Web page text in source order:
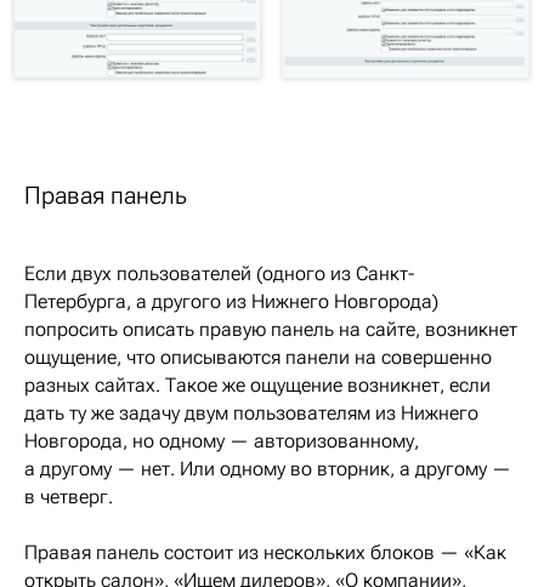
Правая панель
Если двух пользователей (одного из Санкт-
Петербурга, а другого из Нижнего Новгорода)
попросить описать правую панель на сайте, возникнет
ощущение, что описываются панели на совершенно
разных сайтах. Такое же ощущение возникнет, если
дать ту же задачу двум пользователям из Нижнего
Новгорода, но одному — авторизованному,
а другому — нет. Или одному во вторник, а другому —
в четверг.
Правая панель состоит из нескольких блоков — «Как
открыть салон», «Ищем дилеров», «О компании»,